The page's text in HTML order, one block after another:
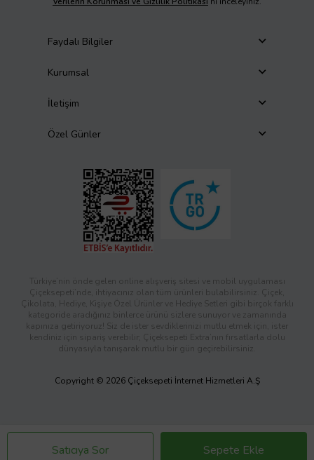
Satıcıya Sor Sepete Ekle
Faydalı Bilgiler
Kurumsal
İletişim
Özel Günler
Türkiye’nin önde gelen online alışveriş sitesi ve mobil uygulaması
Çiçeksepeti’nde, ihtiyacınız olan tüm ürünleri bulabilirsiniz. Çiçek,
Çikolata, Hediye, Kişiye Özel Ürünler ve Hediye Setleri gibi birçok farklı
kategoride aradığınız binlerce ürünü sizlere sunuyor ve zamanında
kapınıza getiriyoruz! Siz de ister sevdiklerinizi mutlu etmek için, ister
kendiniz için sipariş verebilir; Çiçeksepeti Extra’nın fırsatlarla dolu
dünyasıyla tanışarak mutlu bir gün geçirebilirsiniz.
Copyright © 2026 Çiçeksepeti İnternet Hizmetleri A.Ş